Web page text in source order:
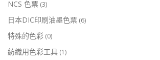
NCS 色票 (3)
日本DIC印刷油墨色票 (6)
特殊的色彩 (0)
紡織用色彩工具 (1)